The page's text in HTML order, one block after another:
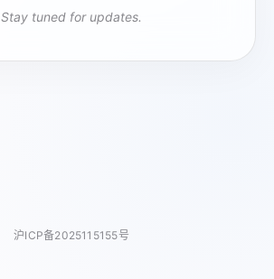
Stay tuned for updates.
沪ICP备2025115155号